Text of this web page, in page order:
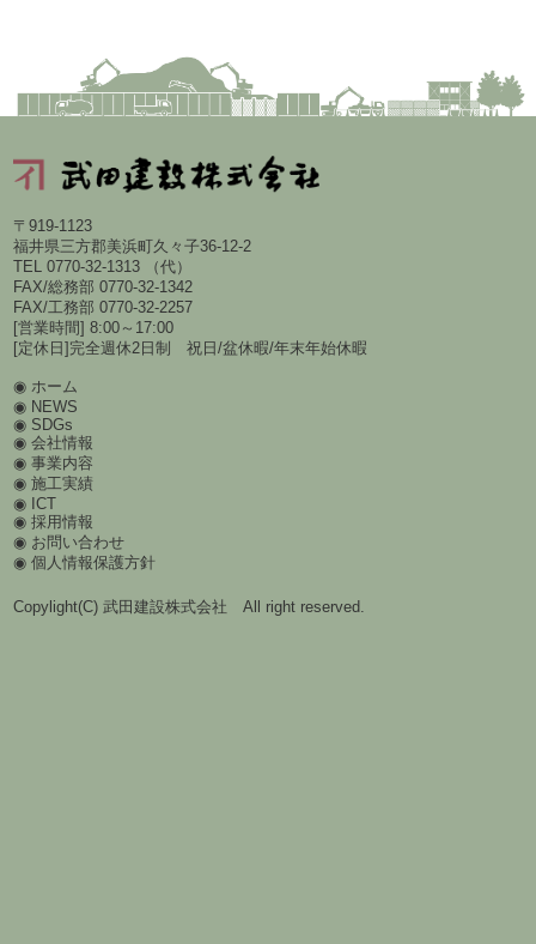
〒919-1123
福井県三方郡美浜町久々子36-12-2
TEL 0770-32-1313 （代）
FAX/総務部 0770-32-1342
FAX/工務部 0770-32-2257
[営業時間] 8:00～17:00
[定休日] 完全週休2日制 祝日/盆休暇/年末年始休暇
ホーム
NEWS
SDGs
会社情報
事業内容
施工実績
ICT
採用情報
お問い合わせ
個人情報保護方針
Copylight(C) 武田建設株式会社 All right reserved.